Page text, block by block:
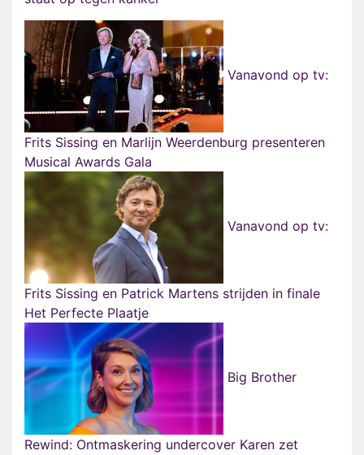
Vanavond op tv:
Frits Sissing en Marlijn Weerdenburg presenteren
Musical Awards Gala
Vanavond op tv:
Frits Sissing en Patrick Martens strijden in finale
Het Perfecte Plaatje
Big Brother
Rewind: Ontmaskering undercover Karen zet